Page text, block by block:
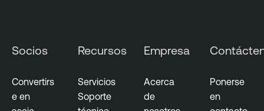
Socios
Convertirs
e en
Recursos
Servicios
Soporte
Empresa
Acerca
de
Ponerse
en